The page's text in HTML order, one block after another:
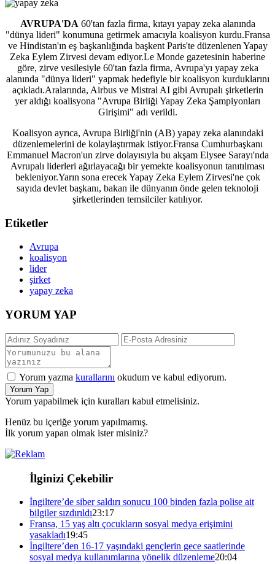
AVRUPA'DA 60'tan fazla firma, kıtayı yapay zeka alanında
"dünya lideri" konumuna getirmek amacıyla koalisyon kurdu.Fransa
ve Hindistan'ın eş başkanlığında başkent Paris'te düzenlenen Yapay
Zeka Eylem Zirvesi devam ediyor.Le Monde gazetesinin haberine
göre, zirve vesilesiyle 60'tan fazla firma, Avrupa'yı yapay zeka
alanında "dünya lideri" yapmak hedefiyle bir koalisyon kurduklarını
açıkladı.Aralarında, Airbus ve Mistral AI gibi Avrupalı şirketlerin
yer aldığı koalisyona "Avrupa Birliği Yapay Zeka Şampiyonları
Girişimi" adı verildi.
Koalisyon ayrıca, Avrupa Birliği'nin (AB) yapay zeka alanındaki
düzenlemelerini de kolaylaştırmak istiyor.Fransa Cumhurbaşkanı
Emmanuel Macron'un zirve dolayısıyla bu akşam Elysee Sarayı'nda
Avrupalı liderleri ağırlayacağı bir yemekte koalisyonun tanıtılması
bekleniyor.Yarın sona erecek Yapay Zeka Eylem Zirvesi'ne çok
sayıda devlet başkanı, bakan ile dünyanın önde gelen teknoloji
şirketlerinden temsilciler katılıyor.
Etiketler
Avrupa
koalisyon
lider
şirket
yapay zeka
YORUM YAP
Yorum yazma kurallarını okudum ve kabul ediyorum.
Yorum Yap
Yorum yapabilmek için kuralları kabul etmelisiniz.
Henüz bu içeriğe yorum yapılmamış.
İlk yorum yapan olmak ister misiniz?
İlginizi Çekebilir
İngiltere’de siber saldırı sonucu 100 binden fazla polise ait
bilgiler sızdırıldı23:17
Fransa, 15 yaş altı çocukların sosyal medya erişimini
yasakladı19:45
İngiltere’den 16-17 yaşındaki gençlerin gece saatlerinde
sosyal medya kullanımlarına yönelik düzenleme20:04